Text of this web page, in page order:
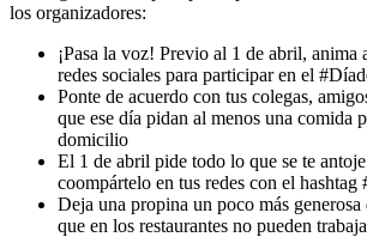
los organizadores:
¡Pasa la voz! Previo al 1 de abril, anima
redes sociales para participar en el
Ponte de acuerdo con tus colegas,
que ese día pidan al menos una comida
domicilio
El 1 de abril pide todo lo que se te
coompártelo en tus redes con el hashtag
Deja una propina un poco más generosa
que en los restaurantes no pueden